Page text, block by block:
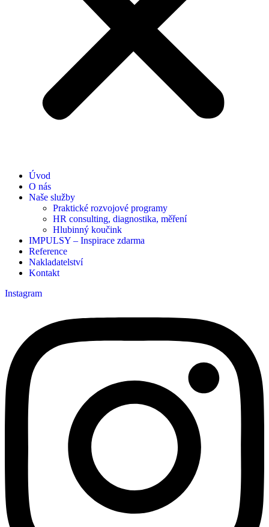
Úvod
O nás
Naše služby
Praktické rozvojové programy
HR consulting, diagnostika, měření
Hlubinný koučink
IMPULSY – Inspirace zdarma
Reference
Nakladatelství
Kontakt
Instagram